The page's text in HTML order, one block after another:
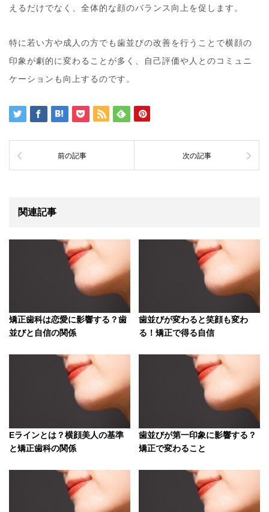
えるだけでなく、全体的な顔のバランス向上を促します。
特に若い方や成人の方でも歯並びの改善を行うことで横顔の
印象が劇的に変わることが多く、自己評価や人とのコミュニ
ケーションも向上するのです。
前の記事 次の記事
関連記事
矯正歯科は恋愛に影響する？歯
並びと自信の関係
歯並びが変わると笑顔も変わ
る！矯正で得る自信
Eラインとは？横顔美人の基準
と矯正歯科の関係
歯並びが第一印象に影響する？
矯正で変わること